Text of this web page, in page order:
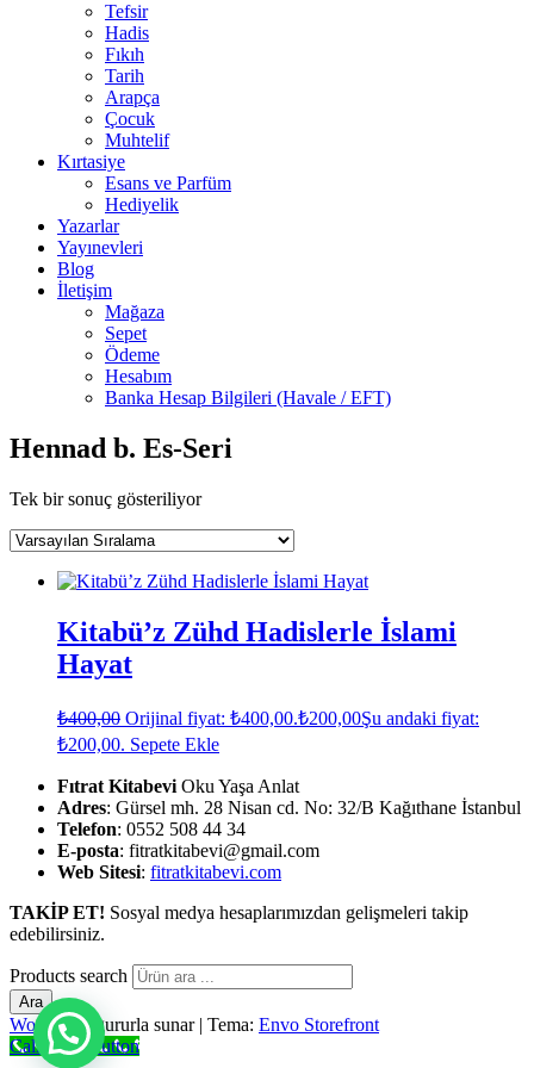
Tefsir
Hadis
Fıkıh
Tarih
Arapça
Çocuk
Muhtelif
Kırtasiye
Esans ve Parfüm
Hediyelik
Yazarlar
Yayınevleri
Blog
İletişim
Mağaza
Sepet
Ödeme
Hesabım
Banka Hesap Bilgileri (Havale / EFT)
Hennad b. Es-Seri
Tek bir sonuç gösteriliyor
Kitabü’z Zühd Hadislerle İslami
Hayat
₺400,00 Orijinal fiyat: ₺400,00.₺200,00Şu andaki fiyat:
₺200,00. Sepete Ekle
Fıtrat Kitabevi Oku Yaşa Anlat
Adres: Gürsel mh. 28 Nisan cd. No: 32/B Kağıthane İstanbul
Telefon: 0552 508 44 34
E-posta: fitratkitabevi@gmail.com
Web Sitesi: fitratkitabevi.com
TAKİP ET! Sosyal medya hesaplarımızdan gelişmeleri takip
edebilirsiniz.
Products search
Ara
WordPress gururla sunar | Tema: Envo Storefront
Call Now Button